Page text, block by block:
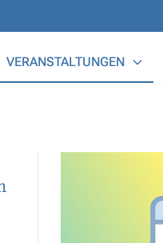
VERANSTALTUNGEN